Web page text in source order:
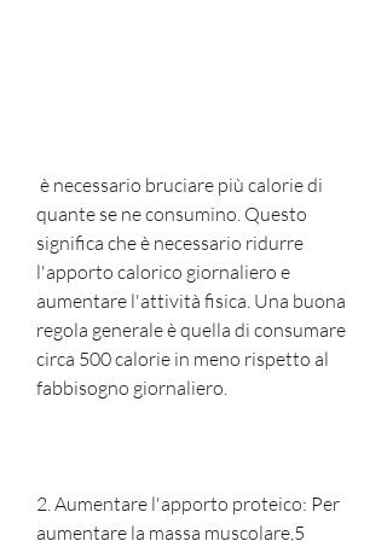
quante se ne consumino. Questo
significa che è necessario ridurre
l'apporto calorico giornaliero e
aumentare l'attività fisica. Una buona
regola generale è quella di consumare
circa 500 calorie in meno rispetto al
fabbisogno giornaliero.
2. Aumentare l'apporto proteico: Per
aumentare la massa muscolare,5